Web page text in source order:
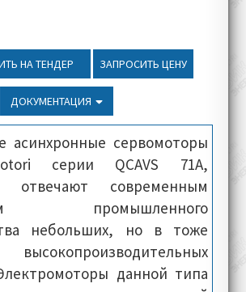
НА ТЕНДЕР ЗАПРОСИТЬ ЦЕНУ
ДОКУМЕНТАЦИЯ
асинхронные сервомоторы
серии QCAVS 71A,
отвечают современным
промышленного
небольших, но в тоже
данной типа